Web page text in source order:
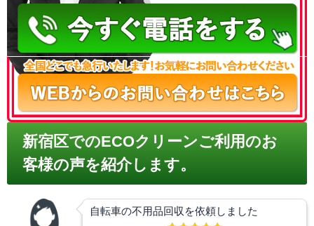
新宿区でのECOクリーンご利用のお
客様の声を紹介します。
自転車の不用品回収を依頼しました